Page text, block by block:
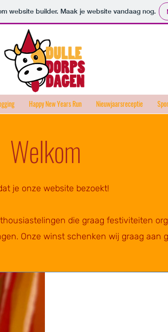
website builder. Maak je website vandaag nog.
Happy New Years Run Nieuwjaarsreceptie
Welkom
je onze website bezoekt!
die graag festiviteiten
Onze winst schenken wij graag aan